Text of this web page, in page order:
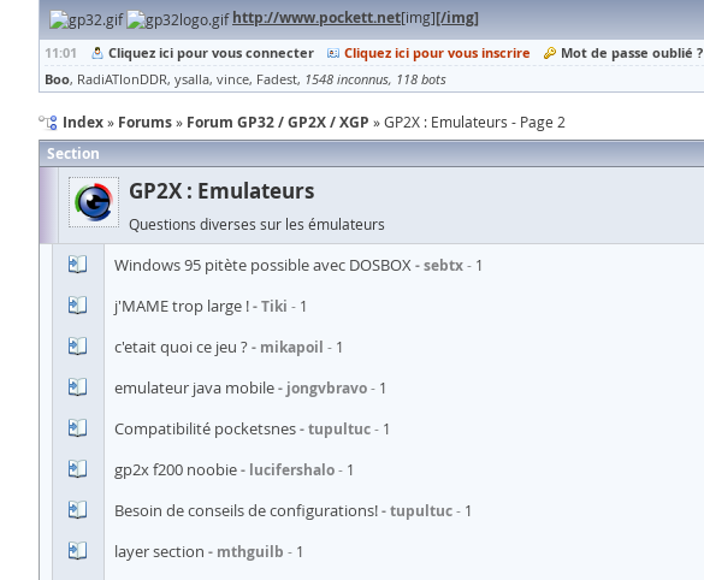
http://www.pockett.net[img][/img]
11:01 Cliquez ici pour vous connecter Cliquez ici pour vous inscrire
Mot de passe oublié ?
Boo RadiATIonDDR ysalla vince Fadest 1548 inconnus 118 bots
Index Forums Forum GP32 / GP2X / XGP GP2X : Emulateurs - Page 2
Section
GP2X : Emulateurs
Questions diverses sur les émulateurs
Windows 95 pitète possible avec DOSBOX sebtx 1
j'MAME trop large ! Tiki 1
c'etait quoi ce jeu ? mikapoil 1
emulateur java mobile jongvbravo 1
Compatibilité pocketsnes tupultuc 1
gp2x f200 noobie lucifershalo 1
Besoin de conseils de configurations! tupultuc 1
layer section mthguilb 1